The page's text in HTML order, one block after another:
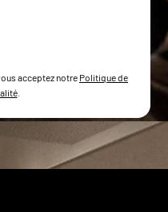
acceptez notre Politique de
.